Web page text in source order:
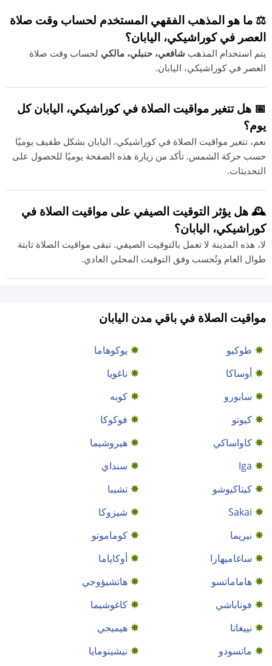
⚖️ ما هو المذهب الفقهي المستخدم لحساب وقت صلاة
العصر في كوراشيكي، اليابان؟
يتم استخدام المذهب شافعي، حنبلي، مالكي لحساب وقت صلاة
العصر في كوراشيكي، اليابان.
📅 هل تتغير مواقيت الصلاة في كوراشيكي، اليابان كل
يوم؟
نعم، تتغير مواقيت الصلاة في كوراشيكي، اليابان بشكل طفيف يوميًا
حسب حركة الشمس. تأكد من زيارة هذه الصفحة يوميًا للحصول على
التحديثات.
🕰️ هل يؤثر التوقيت الصيفي على مواقيت الصلاة في
كوراشيكي، اليابان؟
لا، هذه المدينة لا تعمل بالتوقيت الصيفي. تبقى مواقيت الصلاة ثابتة
طوال العام وتُحسب وفق التوقيت المحلي العادي.
مواقيت الصلاة في باقي مدن اليابان
طوكيو
يوكوهاما
أوساكا
ناغويا
سابورو
كوبه
كيوتو
فوكوكا
كاواساكي
هيروشيما
Iga
سنداي
كيتاكيوشو
تشيبا
Sakai
شيزوكا
نيريما
كوماموتو
ساغاميهارا
أوكاياما
هاماماتسو
هاتشيؤوجي
فوناباشي
كاغوشيما
نييغاتا
هيميجي
ماتسودو
نيشينومايا